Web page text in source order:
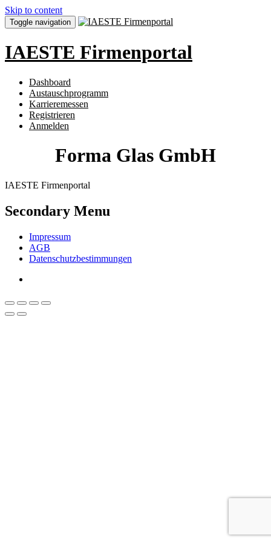
Skip to content
Toggle navigation
IAESTE Firmenportal
Dashboard
Austauschprogramm
Karrieremessen
Registrieren
Anmelden
Forma Glas GmbH
IAESTE Firmenportal
Secondary Menu
Impressum
AGB
Datenschutzbestimmungen